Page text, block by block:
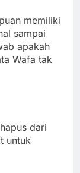
memiliki
sampai
apakah
Wafa tak
dari
untuk